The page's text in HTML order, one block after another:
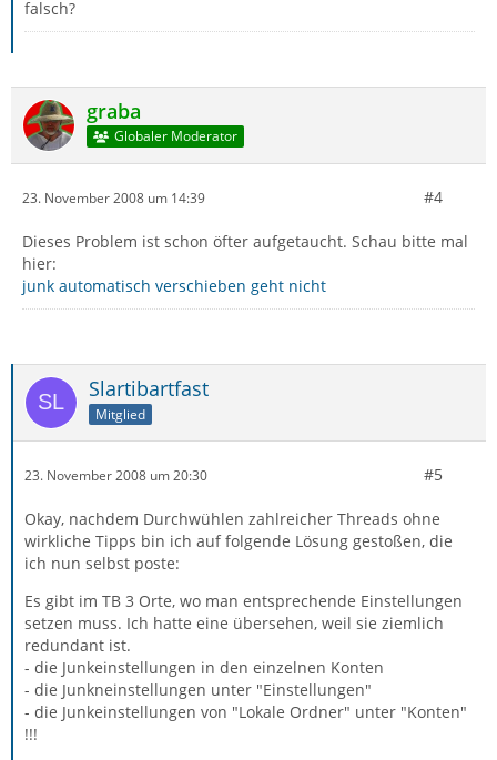
falsch?
graba
Globaler Moderator
23. November 2008 um 14:39 #4
Dieses Problem ist schon öfter aufgetaucht. Schau bitte mal
hier:
junk automatisch verschieben geht nicht
Slartibartfast
Mitglied
23. November 2008 um 20:30 #5
Okay, nachdem Durchwühlen zahlreicher Threads ohne
wirkliche Tipps bin ich auf folgende Lösung gestoßen, die
ich nun selbst poste:
Es gibt im TB 3 Orte, wo man entsprechende Einstellungen
setzen muss. Ich hatte eine übersehen, weil sie ziemlich
redundant ist.
- die Junkeinstellungen in den einzelnen Konten
- die Junkneinstellungen unter "Einstellungen"
- die Junkeinstellungen von "Lokale Ordner" unter "Konten"
!!!